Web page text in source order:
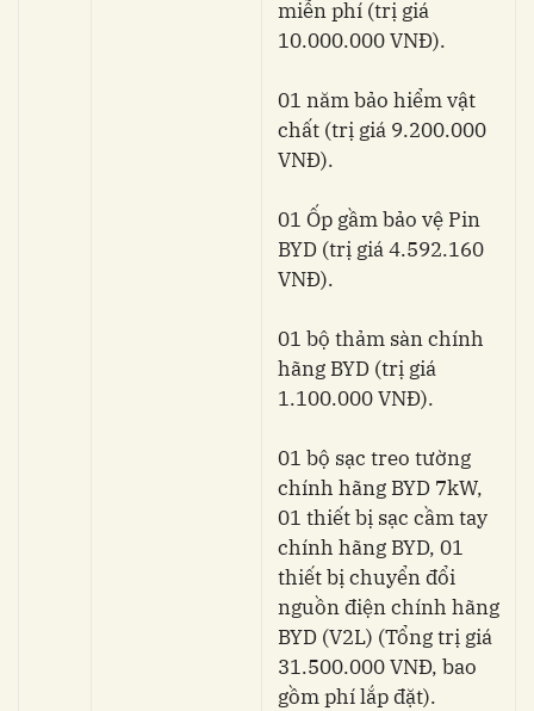
miễn phí (trị giá
10.000.000 VNĐ).
01 năm bảo hiểm vật
chất (trị giá 9.200.000
VNĐ).
01 Ốp gầm bảo vệ Pin
BYD (trị giá 4.592.160
VNĐ).
01 bộ thảm sàn chính
hãng BYD (trị giá
1.100.000 VNĐ).
01 bộ sạc treo tường
chính hãng BYD 7kW,
01 thiết bị sạc cầm tay
chính hãng BYD, 01
thiết bị chuyển đổi
nguồn điện chính hãng
BYD (V2L) (Tổng trị giá
31.500.000 VNĐ, bao
gồm phí lắp đặt).